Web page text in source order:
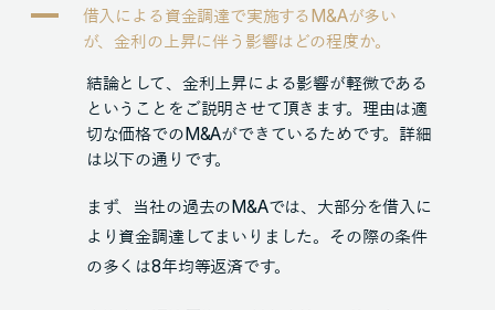
プライバシーポリシー
反社会勢力に対する基本方針
Copyright © GENDA Inc. All Rights Reserved.
A
借入による資金調達で実施するM&Aが多い
が、金利の上昇に伴う影響はどの程度か。
結論として、金利上昇による影響が軽微である
ということをご説明させて頂きます。理由は適
切な価格でのM&Aができているためです。詳細
は以下の通りです。
まず、当社の過去のM&Aでは、大部分を借入に
より資金調達してまいりました。その際の条件
の多くは8年均等返済です。